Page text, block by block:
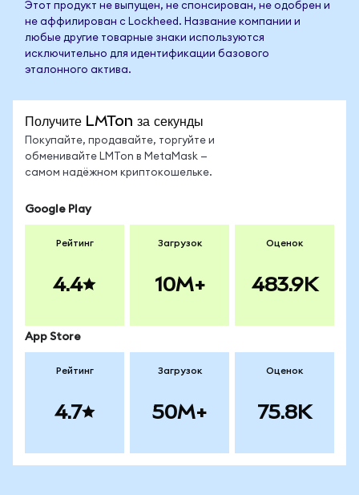
Этот продукт не выпущен, не спонсирован, не одобрен и
не аффилирован с Lockheed. Название компании и
любые другие товарные знаки используются
исключительно для идентификации базового
эталонного актива.
Получите LMTon за секунды
Покупайте, продавайте, торгуйте и
обменивайте LMTon в MetaMask —
самом надёжном криптокошельке.
Google Play
Рейтинг
4.4
Загрузок
10M+
Оценок
483.9K
App Store
Рейтинг
4.7
Загрузок
50M+
Оценок
75.8K